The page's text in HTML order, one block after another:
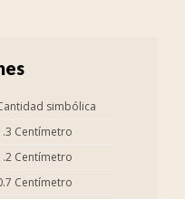
simbólica
Centímetro
Centímetro
Centímetro